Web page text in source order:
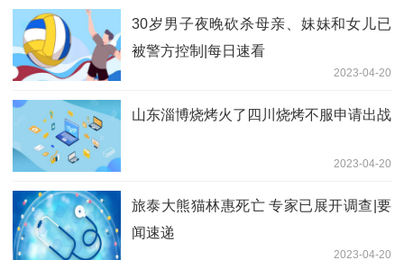
30岁男子夜晚砍杀母亲、妹妹和女儿已
被警方控制|每日速看
2023-04-20
山东淄博烧烤火了四川烧烤不服申请出战
2023-04-20
旅泰大熊猫林惠死亡 专家已展开调查|要
闻速递
2023-04-20